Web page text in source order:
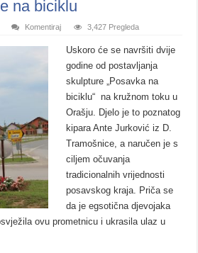
na biciklu
Komentiraj 3,427 Pregleda
Uskoro će se navršiti dvije
godine od postavljanja
skulpture „Posavka na
biciklu“ na kružnom toku u
Orašju. Djelo je to poznatog
kipara Ante Jurković iz D.
Tramošnice, a naručen je s
ciljem očuvanja
tradicionalnih vrijednosti
posavskog kraja. Priča se
da je egsotična djevojaka
ovu prometnicu i ukrasila ulaz u